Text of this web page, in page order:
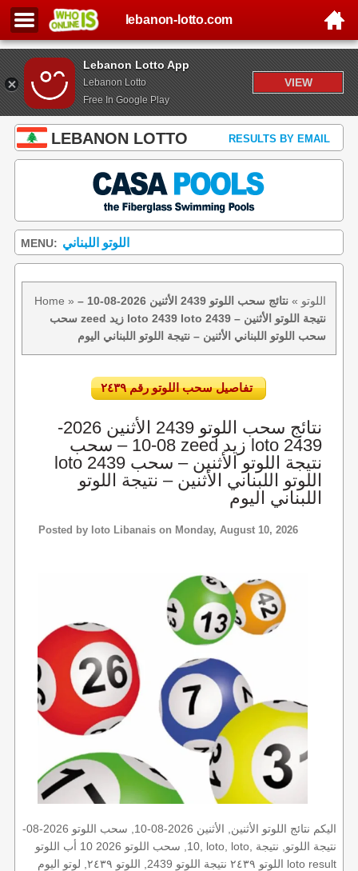
Lebanon Lotto App
Lebanon Lotto
Free In Google Play
VIEW
lebanon-lotto.com
LEBANON LOTTO RESULTS BY EMAIL
MENU: اللوتو اللبناني
Home » اللوتو »
نتائج سحب اللوتو 2439 الأثنين 2026-08-10 –
سحب zeed زيد loto 2439 loto 2439 نتيجة اللوتو الأثنين –
سحب اللوتو اللبناني الأثنين – نتيجة اللوتو اللبناني اليوم
تفاصيل سحب اللوتو رقم ٢٤٣٩
نتائج سحب اللوتو 2439 الأثنين 2026-
08-10 – سحب zeed زيد loto 2439
loto 2439 نتيجة اللوتو الأثنين – سحب
اللوتو اللبناني الأثنين – نتيجة اللوتو
اللبناني اليوم
Posted by loto Libanaison Monday, August 10, 2026
اليكم نتائج اللوتو الأثنين, الأثنين 2026-08-10, سحب اللوتو 2026-08-
10, سحب اللوتو 2026 10 أب اللوتو, loto, loto, نتيجة اللوتو, نتيجة
اللوتو ٢٤٣٩ نتيجة اللوتو 2439, اللوتو ٢٤٣٩, لوتو اليوم loto result